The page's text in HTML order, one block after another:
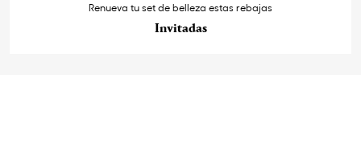
Renueva tu set de belleza estas rebajas
Invitadas